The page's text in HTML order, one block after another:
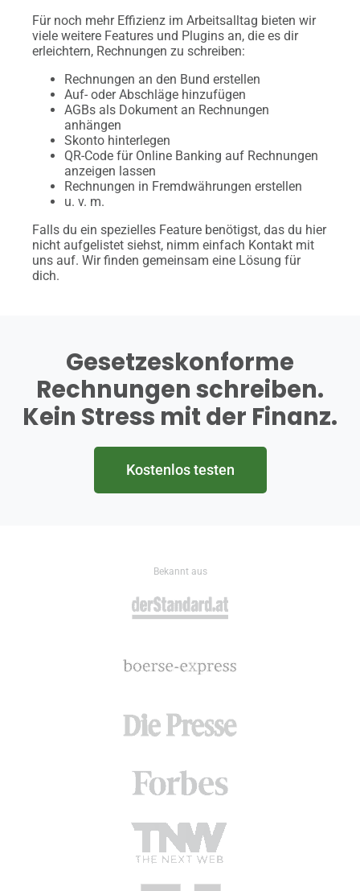
Für noch mehr Effizienz im Arbeitsalltag bieten wir
viele weitere Features und Plugins an, die es dir
erleichtern, Rechnungen zu schreiben:
Rechnungen an den Bund erstellen
Auf- oder Abschläge hinzufügen
AGBs als Dokument an Rechnungen
anhängen
Skonto hinterlegen
QR-Code für Online Banking auf Rechnungen
anzeigen lassen
Rechnungen in Fremdwährungen erstellen
u. v. m.
Falls du ein spezielles Feature benötigst, das du hier
nicht aufgelistet siehst, nimm einfach Kontakt mit
uns auf. Wir finden gemeinsam eine Lösung für
dich.
Gesetzeskonforme
Rechnungen schreiben.
Kein Stress mit der Finanz.
Kostenlos testen
Bekannt aus